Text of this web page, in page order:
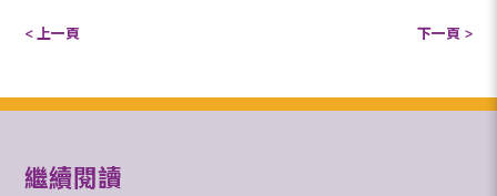
< 上一頁 下一頁 >
繼續閱讀